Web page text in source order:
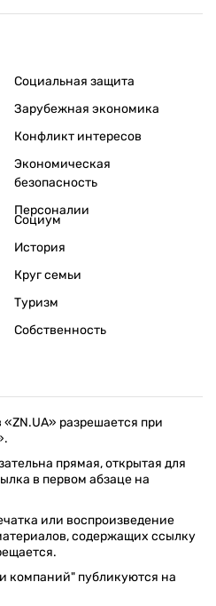
Социальная защита
Зарубежная экономика
Конфликт интересов
Экономическая
безопасность
Персоналии
Социум
История
Круг семьи
Туризм
Собственность
разрешается при
прямая, открытая для
в первом абзаце на
или воспроизведение
содержащих ссылку
компаний" публикуются на